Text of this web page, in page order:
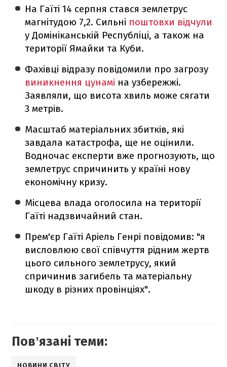
На Гаїті 14 серпня стався землетрус
магнітудою 7,2. Сильні поштовхи відчули
у Домініканській Республіці, а також на
території Ямайки та Куби.
Фахівці відразу повідомили про загрозу
виникнення цунамі на узбережжі.
Заявляли, що висота хвиль може сягати
3 метрів.
Масштаб матеріальних збитків, які
завдала катастрофа, ще не оцінили.
Водночас експерти вже прогнозують, що
землетрус спричинить у країні нову
економічну кризу.
Місцева влада оголосила на території
Гаїті надзвичайний стан.
Прем'єр Гаїті Аріель Генрі повідомив: "я
висловлюю свої співчуття рідним жертв
цього сильного землетрусу, який
спричинив загибель та матеріальну
шкоду в різних провінціях".
Повʼязані теми:
НОВИНИ СВІТУ